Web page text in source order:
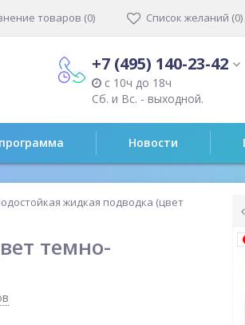
товаров (0) Список желаний (0)
+7 (495) 140-23-42
с 10ч до 18ч
Сб. и Вс. - выходной.
Новости
жидкая подводка (цвет
темно-